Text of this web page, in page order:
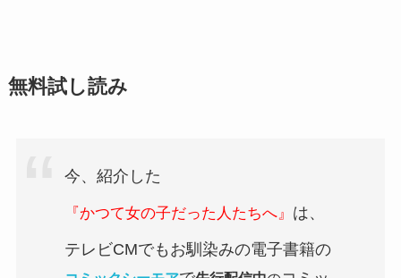
無料試し読み
今、紹介した
『かつて女の子だった人たちへ』 は、
テレビCMでもお馴染みの電子書籍の